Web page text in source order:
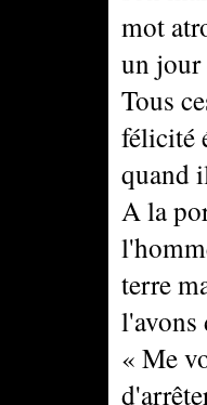
mot
un
Tous
félicité
quand
A la
terre
l'avons
« Me